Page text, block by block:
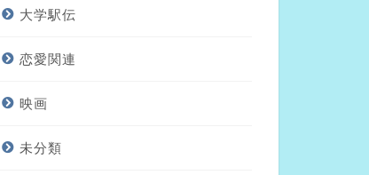
大学駅伝
恋愛関連
映画
未分類